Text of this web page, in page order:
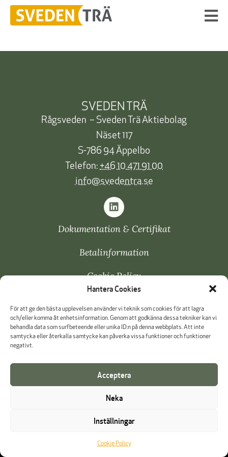
Hantera Cookies
För att ge den bästa upplevelsen använder vi teknik som cookies för att lagra
och/eller komma åt enhetsinformation. Genom att godkänna dessa tekniker kan vi
behandla data som surfbeteende eller unika ID:n på denna webbplats. Att inte
samtycka eller återkalla samtycke kan påverka vissa funktioner och funktioner
negativt.
Acceptera
Neka
Inställningar
Cookie Policy
SVEDEN TRÄ
Rågsveden – Sveden Trä Aktiebolag
Näset 117
S-786 94 Äppelbo
Telefon: +46 10 471 91 00
info@svedentra.se
Dokumentation & Certifikat
Betalinformation
Cookie Policy